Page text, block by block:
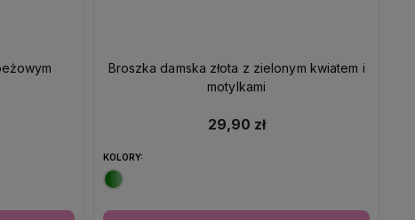
Broszka damska złota z zielonym kwiatem i
motylkami
29,90 zł
KOLORY: